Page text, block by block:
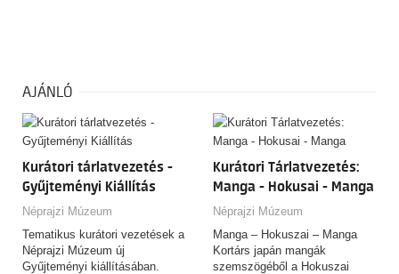
AJÁNLÓ
Kurátori tárlatvezetés -
Gyűjteményi Kiállítás
Néprajzi Múzeum
Tematikus kurátori vezetések a
Néprajzi Múzeum új
Gyűjteményi kiállításában.
Kurátori Tárlatvezetés:
Manga - Hokusai - Manga
Néprajzi Múzeum
Manga – Hokuszai – Manga
Kortárs japán mangák
szemszögéből a Hokuszai